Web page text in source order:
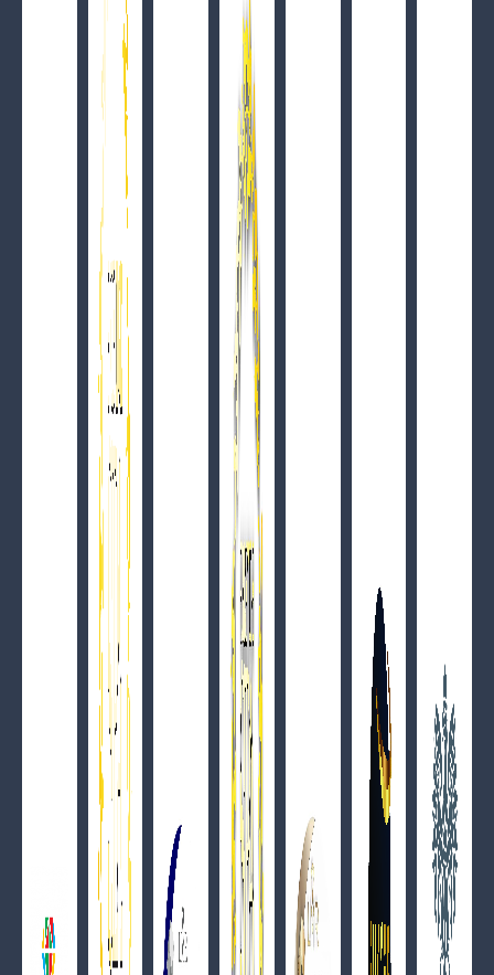
Sylwester w NoName
ZOBACZ SZCZEGÓŁY
Luksusowe wakacje w NN
ZOBACZ SZCZEGÓŁY
SPA Inclusive -10%
ZOBACZ SZCZEGÓŁY